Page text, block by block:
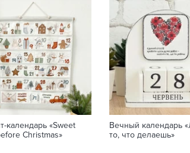
календарь «Sweet
Christmas»
Вечный календарь
то, что делаешь»